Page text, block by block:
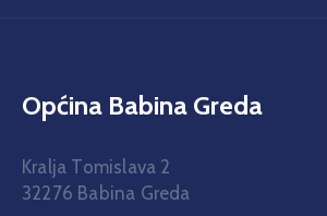
Općina Babina Greda
Kralja Tomislava 2
32276 Babina Greda